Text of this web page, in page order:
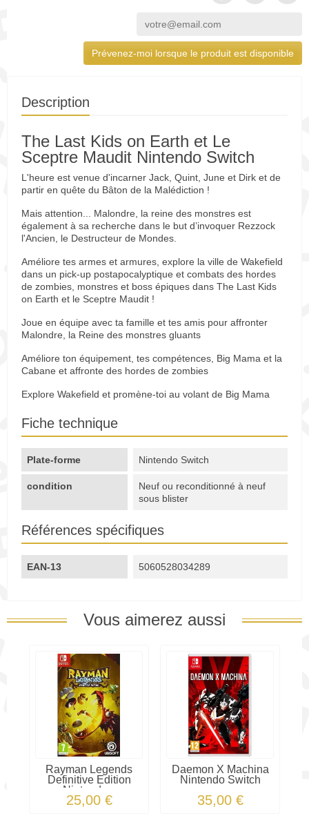
Prévenez-moi lorsque le produit est disponible
Description
The Last Kids on Earth et Le
Sceptre Maudit Nintendo Switch
L'heure est venue d'incarner Jack, Quint, June et Dirk et de
partir en quête du Bâton de la Malédiction !
Mais attention... Malondre, la reine des monstres est
également à sa recherche dans le but d’invoquer Rezzock
l'Ancien, le Destructeur de Mondes.
Améliore tes armes et armures, explore la ville de Wakefield
dans un pick-up postapocalyptique et combats des hordes
de zombies, monstres et boss épiques dans The Last Kids
on Earth et le Sceptre Maudit !
Joue en équipe avec ta famille et tes amis pour affronter
Malondre, la Reine des monstres gluants
Améliore ton équipement, tes compétences, Big Mama et la
Cabane et affronte des hordes de zombies
Explore Wakefield et promène-toi au volant de Big Mama
Fiche technique
Plate-forme Nintendo Switch
condition
Neuf ou reconditionné à neuf
sous blister
Références spécifiques
EAN-13 5060528034289
Vous aimerez aussi
Rayman Legends
Definitive Edition
Nintendo...
25,00 €
Daemon X Machina
Nintendo Switch
35,00 €